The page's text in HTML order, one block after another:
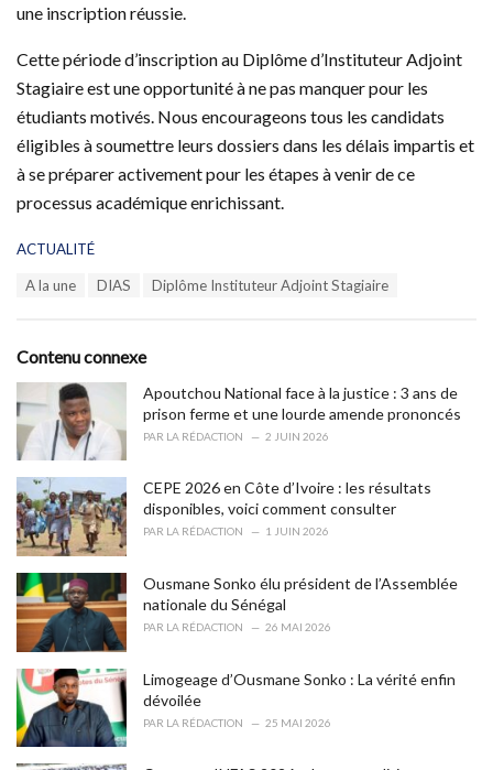
une inscription réussie.
Cette période d’inscription au Diplôme d’Instituteur Adjoint
Stagiaire est une opportunité à ne pas manquer pour les
étudiants motivés. Nous encourageons tous les candidats
éligibles à soumettre leurs dossiers dans les délais impartis et
à se préparer activement pour les étapes à venir de ce
processus académique enrichissant.
C
o
r
i
e
s
:
ACTUALITÉ
:
A la une DIAS Diplôme Instituteur Adjoint Stagiaire
Contenu connexe
Apoutchou National face à la justice : 3 ans de
prison ferme et une lourde amende prononcés
PAR LA RÉDACTION 2 JUIN 2026
CEPE 2026 en Côte d’Ivoire : les résultats
disponibles, voici comment consulter
PAR LA RÉDACTION 1 JUIN 2026
Ousmane Sonko élu président de l’Assemblée
nationale du Sénégal
PAR LA RÉDACTION 26 MAI 2026
Limogeage d’Ousmane Sonko : La vérité enfin
dévoilée
PAR LA RÉDACTION 25 MAI 2026